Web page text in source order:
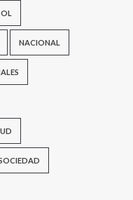
NACIONAL